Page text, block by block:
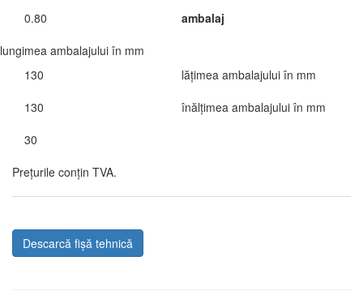
0.80
ambalaj
lungimea ambalajului în mm
130
lățimea ambalajului în mm
130
înălțimea ambalajului în mm
30
Prețurile conțin TVA.
Descarcă fișă tehnică